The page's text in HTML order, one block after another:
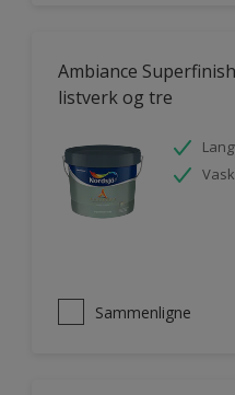
Ambiance
listverk og tre
Sammenligne